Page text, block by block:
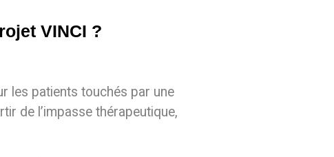
VINCI ?
les patients touchés par une
de l’impasse thérapeutique,